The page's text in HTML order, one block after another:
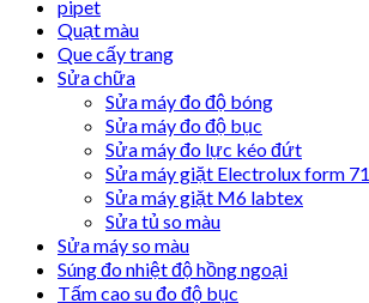
pipet
Quạt màu
Que cấy trang
Sửa chữa
Sửa máy đo độ bóng
Sửa máy đo độ bục
Sửa máy đo lực kéo đứt
Sửa máy giặt Electrolux form 71
Sửa máy giặt M6 labtex
Sửa tủ so màu
Sửa máy so màu
Súng đo nhiệt độ hồng ngoại
Tấm cao su đo độ bục